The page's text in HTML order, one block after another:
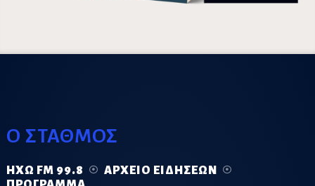
Ο ΣΤΑΘΜΟΣ
ΗΧΏ FM 99.8
ΑΡΧΕΊΟ ΕΙΔΉΣΕΩΝ